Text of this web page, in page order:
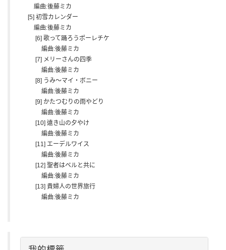
編曲:後藤ミカ
[5] 初雪カレンダー
編曲:後藤ミカ
[6] 歌って踊ろうポーレチケ
編曲:後藤ミカ
[7] メリーさんの四季
編曲:後藤ミカ
[8] うみ～マイ・ボニー
編曲:後藤ミカ
[9] かたつむりの雨やどり
編曲:後藤ミカ
[10] 遠き山の夕やけ
編曲:後藤ミカ
[11] エーデルワイス
編曲:後藤ミカ
[12] 聖者はベルと共に
編曲:後藤ミカ
[13] 貴婦人の世界旅行
編曲:後藤ミカ